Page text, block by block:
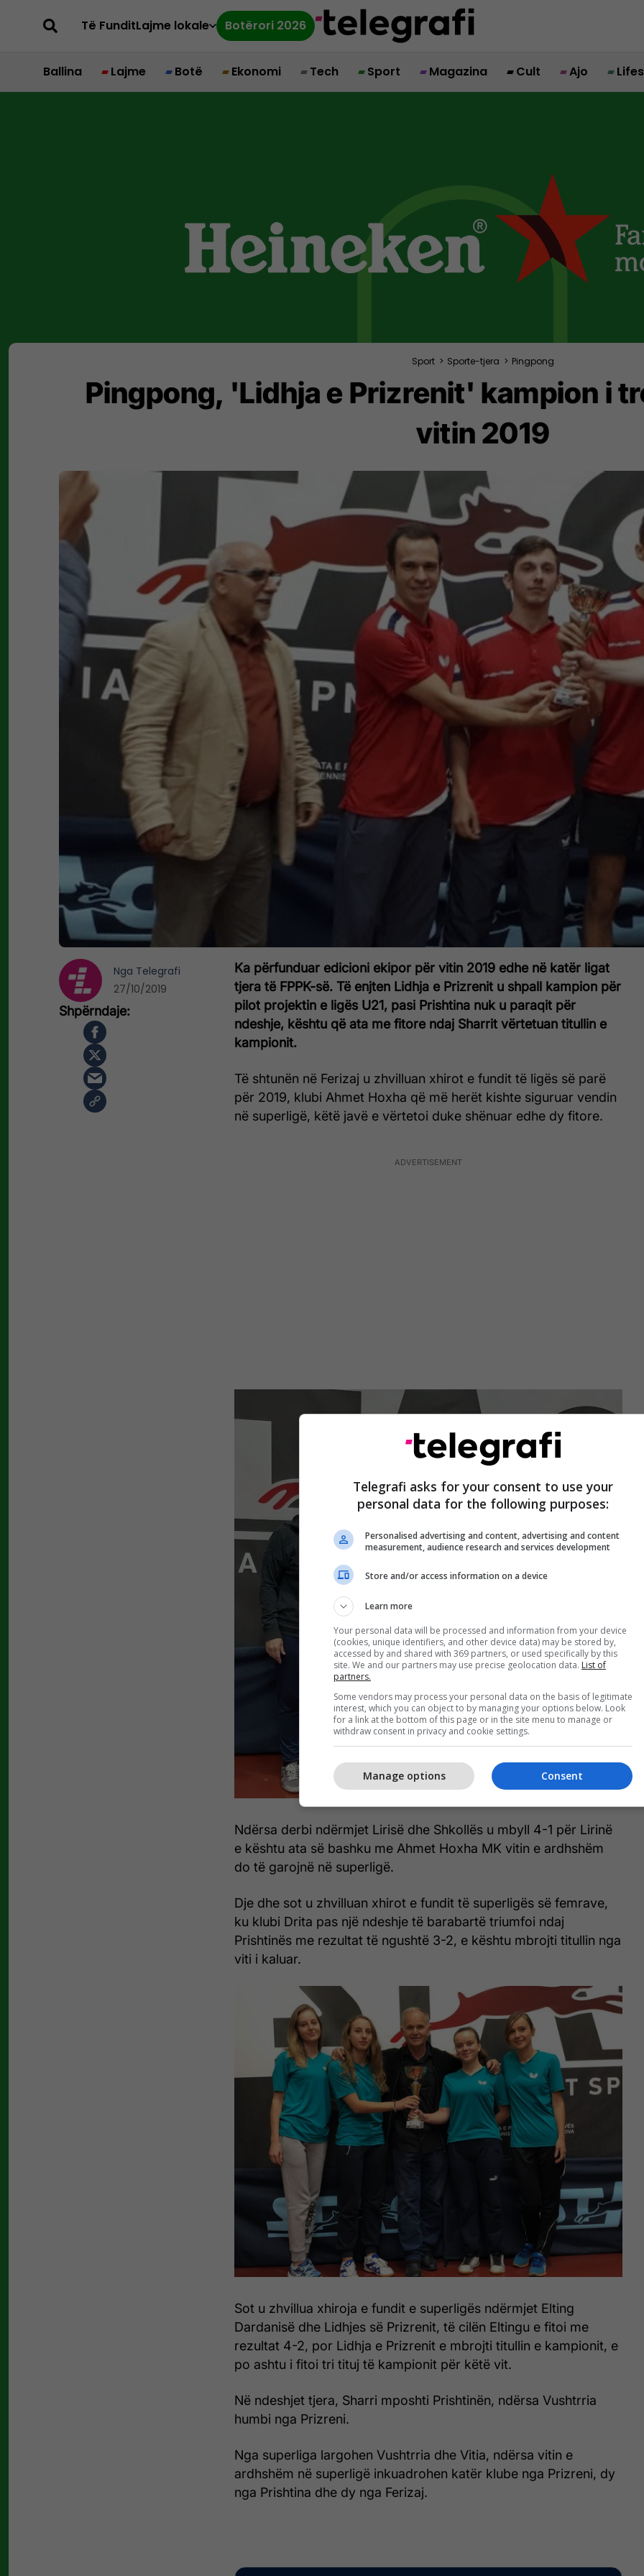
Të FunditLajme lokale Botërori 2026
Ballina Lajme Botë Ekonomi Tech Sport Magazina Cult Ajo
Sport > Sporte-tjera > Pingpong
Pingpong, 'Lidhja e Prizrenit' kampion i
vitin 2019
Ka përfunduar edicioni ekipor për vitin 2019 edhe në katër ligat
tjera të FPPK-së. Të enjten Lidhja e Prizrenit u shpall kampion për
pilot projektin e ligës U21, pasi Prishtina nuk u paraqit për
ndeshje, kështu që ata me fitore ndaj Sharrit vërtetuan titullin e
kampionit.
Të shtunën në Ferizaj u zhvilluan xhirot e fundit të ligës së parë
për 2019, klubi Ahmet Hoxha që më herët kishte siguruar vendin
në superligë, këtë javë e vërtetoi duke shënuar edhe dy fitore.
Ndërsa derbi ndërmjet Lirisë dhe Shkollës u mbyll 4-1 për Lirinë
e kështu ata së bashku me Ahmet Hoxha MK vitin e ardhshëm
do të garojnë në superligë.
Dje dhe sot u zhvilluan xhirot e fundit të superligës së femrave,
ku klubi Drita pas një ndeshje të barabartë triumfoi ndaj
Prishtinës me rezultat të ngushtë 3-2, e kështu mbrojti titullin nga
viti i kaluar.
Sot u zhvillua xhiroja e fundit e superligës ndërmjet Elting
Dardanisë dhe Lidhjes së Prizrenit, të cilën Eltingu e fitoi me
rezultat 4-2, por Lidhja e Prizrenit e mbrojti titullin e kampionit, e
po ashtu i fitoi tri tituj të kampionit për këtë vit.
Në ndeshjet tjera, Sharri mposhti Prishtinën, ndërsa Vushtrria
humbi nga Prizreni.
Nga superliga largohen Vushtrria dhe Vitia, ndërsa vitin e
ardhshëm në superligë inkuadrohen katër klube nga Prizreni, dy
nga Prishtina dhe dy nga Ferizaj.
Nga Telegrafi
27/10/2019
Telegrafi asks for your consent to use your
personal data for the following purposes:
Personalised advertising and content, advertising and content
measurement, audience research and services development
Store and/or access information on a device
Learn more
Your personal data will be processed and information from your device
(cookies, unique identifiers, and other device data) may be stored by,
accessed by and shared with 369 partners, or used specifically by this
site. We and our partners may use precise geolocation data. List of
partners.
Some vendors may process your personal data on the basis of legitimate
interest, which you can object to by managing your options below. Look
for a link at the bottom of this page or in the site menu to manage or
withdraw consent in privacy and cookie settings.
Consent
Manage options